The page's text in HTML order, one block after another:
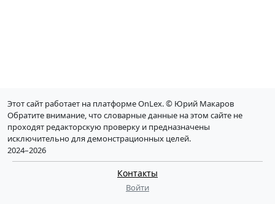
Этот сайт работает на платформе OnLex. © Юрий Макаров
Обратите внимание, что словарные данные на этом сайте не
проходят редакторскую проверку и предназначены
исключительно для демонстрационных целей.
2024–2026
Контакты
Войти